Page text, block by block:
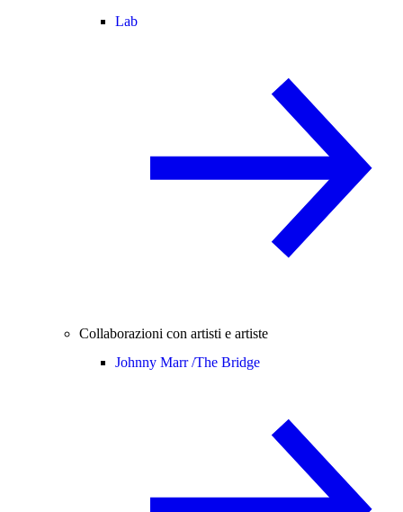
Lab
Collaborazioni con artisti e artiste
Johnny Marr /The Bridge